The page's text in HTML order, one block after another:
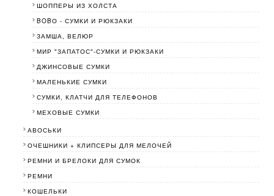
ШОППЕРЫ ИЗ ХОЛСТА
BOBО - СУМКИ И РЮКЗАКИ
ЗАМША, ВЕЛЮР
МИР "ЗАПАТОС"-СУМКИ И РЮКЗАКИ
ДЖИНСОВЫЕ СУМКИ
МАЛЕНЬКИЕ СУМКИ
СУМКИ, КЛАТЧИ ДЛЯ ТЕЛЕФОНОВ
МЕХОВЫЕ СУМКИ
АВОСЬКИ
ОЧЕШНИКИ + КЛИПСЕРЫ ДЛЯ МЕЛОЧЕЙ
РЕМНИ И БРЕЛОКИ ДЛЯ СУМОК
РЕМНИ
КОШЕЛЬКИ